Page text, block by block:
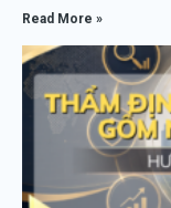
Read More »